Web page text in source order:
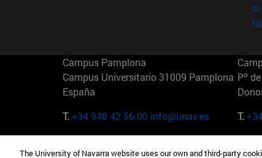
©
Campus Pamplona
Campus Universitario 31009 Pamplona
España
T.+34 948 42 56 00 info@unav.es
Pº
T.
Camino del Cerro Águila 3 28023
165
The University of Navarra website uses our own and third-party